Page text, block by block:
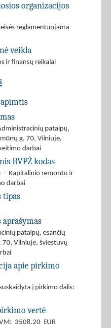
organizacijos
reglamentuojama
veikla
ir finansų reikalai
patalpų,
g. 70, Vilniuje,
darbai
BVPŽ kodas
- Kapitalinio remonto ir
darbai
tipas
aprašymas
patalpų, esančių
70, Vilniuje, šviestuvų
apie pirkimo
į pirkimo dalis:
vertė
3508.20 EUR